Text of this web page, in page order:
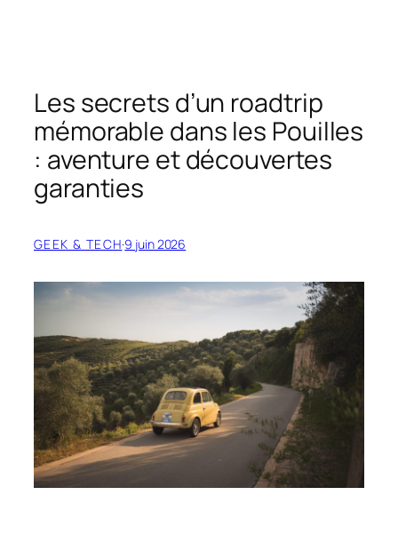
Les secrets d’un roadtrip
mémorable dans les Pouilles
: aventure et découvertes
garanties
GEEK & TECH·9 juin 2026